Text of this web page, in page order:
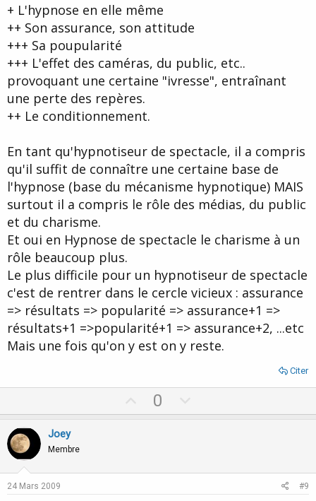
+ L'hypnose en elle même
++ Son assurance, son attitude
+++ Sa poupularité
+++ L'effet des caméras, du public, etc..
provoquant une certaine "ivresse", entraînant
une perte des repères.
++ Le conditionnement.
En tant qu'hypnotiseur de spectacle, il a compris
qu'il suffit de connaître une certaine base de
l'hypnose (base du mécanisme hypnotique) MAIS
surtout il a compris le rôle des médias, du public
et du charisme.
Et oui en Hypnose de spectacle le charisme à un
rôle beaucoup plus.
Le plus difficile pour un hypnotiseur de spectacle
c'est de rentrer dans le cercle vicieux : assurance
=> résultats => popularité => assurance+1 =>
résultats+1 =>popularité+1 => assurance+2, ...etc
Mais une fois qu'on y est on y reste.
Citer
p
t
0
o
v
Joey
Membre
24 Mars 2009 #9